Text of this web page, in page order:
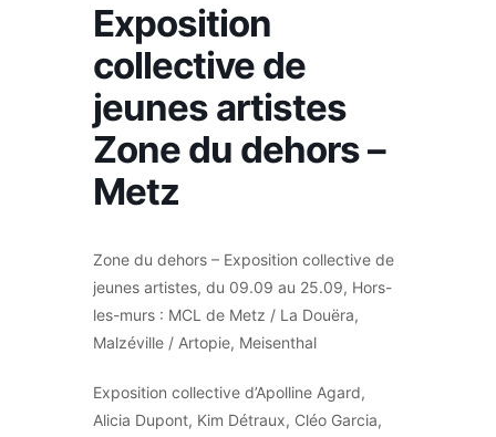
Exposition
collective de
jeunes artistes
Zone du dehors –
Metz
Zone du dehors – Exposition collective de
jeunes artistes, du 09.09 au 25.09, Hors-
les-murs : MCL de Metz / La Douëra,
Malzéville / Artopie, Meisenthal
Exposition collective d’Apolline Agard,
Alicia Dupont, Kim Détraux, Cléo Garcia,